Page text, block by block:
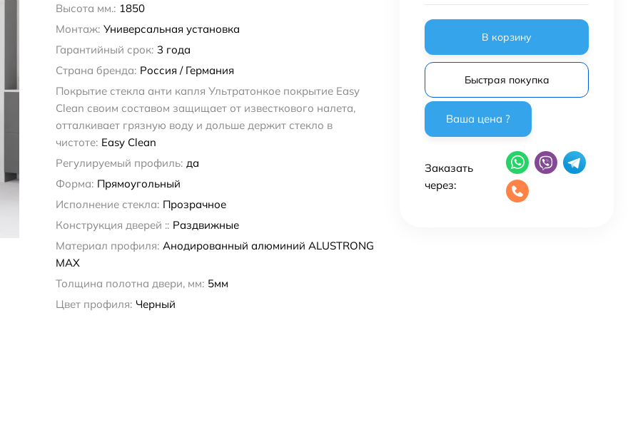
Высота мм.: 1850
Монтаж: Универсальная установка
Гарантийный срок: 3 года
Страна бренда: Россия / Германия
Покрытие стекла анти капля Ультратонкое покрытие Easy
Clean своим составом защищает от известкового налета,
отталкивает грязную воду и дольше держит стекло в
чистоте: Easy Clean
Регулируемый профиль: да
Форма: Прямоугольный
Исполнение стекла: Прозрачное
Конструкция дверей :: Раздвижные
Материал профиля: Анодированный алюминий ALUSTRONG
MAX
Толщина полотна двери, мм: 5мм
Цвет профиля: Черный
В корзину
Быстрая покупка
Заказать
через: